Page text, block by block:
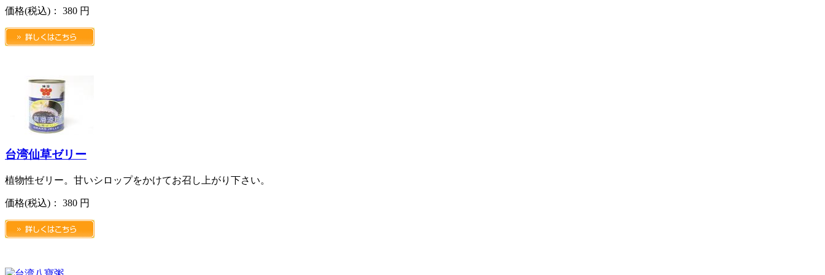
価格(税込) ： 380 円
台湾仙草ゼリー
植物性ゼリー。甘いシロップをかけてお召し上がり下さい。
価格(税込) ： 380 円